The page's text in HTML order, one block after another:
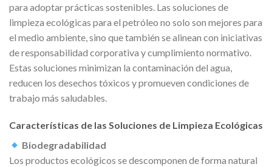
para adoptar prácticas sostenibles. Las soluciones de
limpieza ecológicas para el petróleo no solo son mejores para
el medio ambiente, sino que también se alinean con iniciativas
de responsabilidad corporativa y cumplimiento normativo.
Estas soluciones minimizan la contaminación del agua,
reducen los desechos tóxicos y promueven condiciones de
trabajo más saludables.
Características de las Soluciones de Limpieza Ecológicas
Biodegradabilidad
Los productos ecológicos se descomponen de forma natural